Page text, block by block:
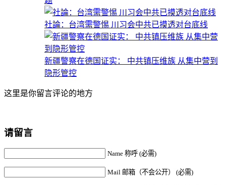
社論：台湾需警惕 川习会中共已摸透对台底线
新疆警察在德国证实： 中共镇压维族 从集中营到
隐形管控
这里是你留言评论的地方
请留言
Name 称呼 (必需)
Mail 邮箱（不会公开） (必需)